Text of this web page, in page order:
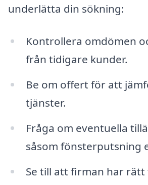
underlätta din sökning:
Kontrollera omdömen
från tidigare kunder.
Be om offert för att
tjänster.
Fråga om eventuella
såsom fönsterputsning
Se till att firman har